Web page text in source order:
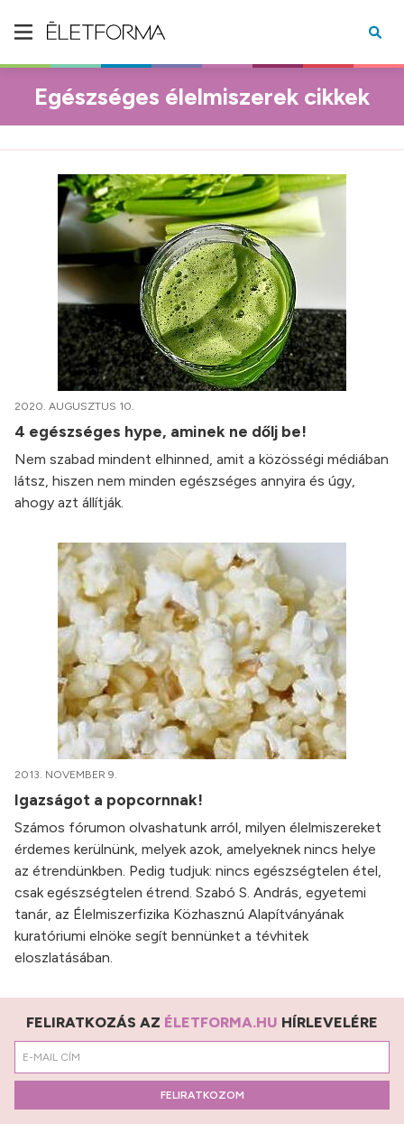
Egészséges élelmiszerek cikkek
2020. AUGUSZTUS 10.
4 egészséges hype, aminek ne dőlj be!
Nem szabad mindent elhinned, amit a közösségi médiában
látsz, hiszen nem minden egészséges annyira és úgy,
ahogy azt állítják.
2013. NOVEMBER 9.
Igazságot a popcornnak!
Számos fórumon olvashatunk arról, milyen élelmiszereket
érdemes kerülnünk, melyek azok, amelyeknek nincs helye
az étrendünkben. Pedig tudjuk: nincs egészségtelen étel,
csak egészségtelen étrend. Szabó S. András, egyetemi
tanár, az Élelmiszerfizika Közhasznú Alapítványának
kuratóriumi elnöke segít bennünket a tévhitek
eloszlatásában.
FELIRATKOZÁS AZ ÉLETFORMA.HU HÍRLEVELÉRE
FELIRATKOZOM